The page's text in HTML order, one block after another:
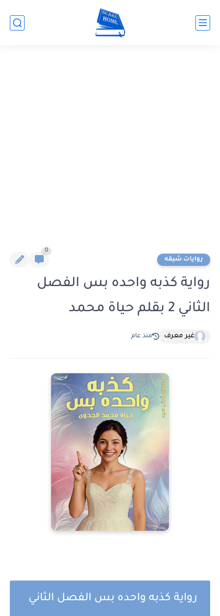
روايات شيقه
0
رواية كذبه واحده بس الفصل
الثاني 2 بقلم حياة محمد
غير معرف منذ عام
رواية كذبه واحده بس الفصل الثاني